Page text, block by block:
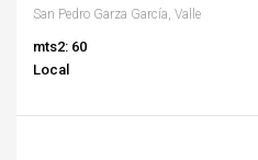
San Pedro Garza García, Valle
mts2: 60
Local